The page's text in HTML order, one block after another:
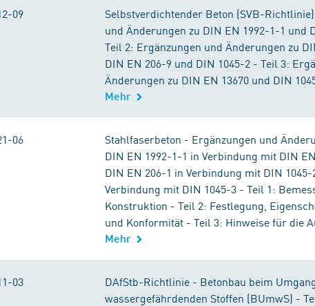
09
Selbstverdichtender Beton (SVB-
und Änderungen zu DIN EN 1992-1-1 und
Teil 2: Ergänzungen und Änderungen zu
DIN EN 206-9 und DIN 1045-2 - Teil 3:
Änderungen zu DIN EN 13670 und DIN
Mehr
06
Stahlfaserbeton - Ergänzungen und
DIN EN 1992-1-1 in Verbindung mit DIN
DIN EN 206-1 in Verbindung mit DIN
Verbindung mit DIN 1045-3 - Teil 1:
Konstruktion - Teil 2: Festlegung,
und Konformität - Teil 3: Hinweise für die
Mehr
03
DAfStb-Richtlinie - Betonbau beim
wassergefährdenden Stoffen (BUmwS) -